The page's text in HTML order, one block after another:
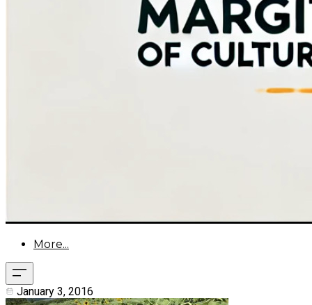
More...
January 3, 2016